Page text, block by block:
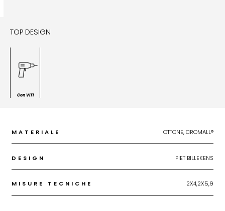
TOP DESIGN
Con VITI
MATERIALE OTTONE, CROMALL®
DESIGN PIET BILLEKENS
MISURE TECNICHE 2X4,2X5,9